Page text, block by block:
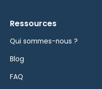
Ressources
Qui sommes-nous ?
Blog
FAQ